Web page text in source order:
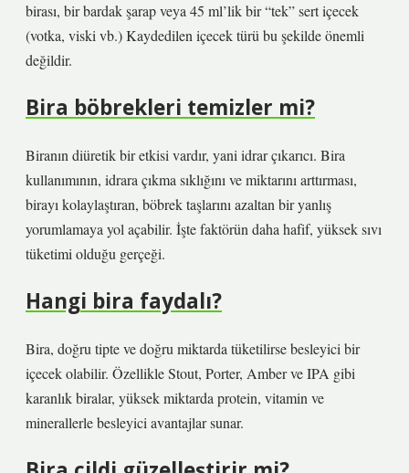
birası, bir bardak şarap veya 45 ml’lik bir “tek” sert içecek
(votka, viski vb.) Kaydedilen içecek türü bu şekilde önemli
değildir.
Bira böbrekleri temizler mi?
Biranın diüretik bir etkisi vardır, yani idrar çıkarıcı. Bira
kullanımının, idrara çıkma sıklığını ve miktarını arttırması,
birayı kolaylaştıran, böbrek taşlarını azaltan bir yanlış
yorumlamaya yol açabilir. İşte faktörün daha hafif, yüksek sıvı
tüketimi olduğu gerçeği.
Hangi bira faydalı?
Bira, doğru tipte ve doğru miktarda tüketilirse besleyici bir
içecek olabilir. Özellikle Stout, Porter, Amber ve IPA gibi
karanlık biralar, yüksek miktarda protein, vitamin ve
minerallerle besleyici avantajlar sunar.